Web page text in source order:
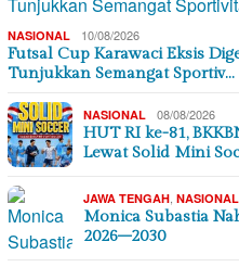
NASIONAL 10/08/2026
Futsal Cup Karawaci Eksis
Tunjukkan Semangat Sportiv…
NASIONAL 08/08/2026
HUT RI ke-81,
Lewat Solid Mini
JAWA TENGAH NASIONAL
Monica Subastia
2026–2030